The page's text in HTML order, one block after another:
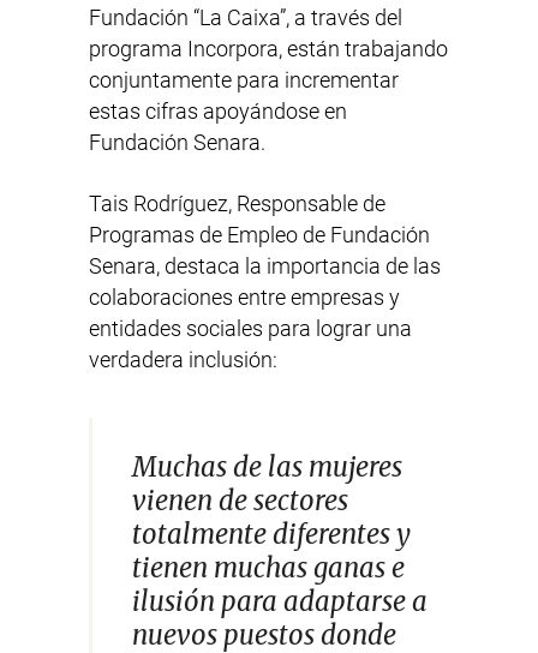
Fundación “La Caixa”, a través del
programa Incorpora, están trabajando
conjuntamente para incrementar
estas cifras apoyándose en
Fundación Senara.
Tais Rodríguez, Responsable de
Programas de Empleo de Fundación
Senara, destaca la importancia de las
colaboraciones entre empresas y
entidades sociales para lograr una
verdadera inclusión:
Muchas de las mujeres
vienen de sectores
totalmente diferentes y
tienen muchas ganas e
ilusión para adaptarse a
nuevos puestos donde